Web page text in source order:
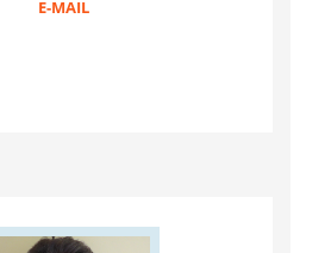
E-MAIL